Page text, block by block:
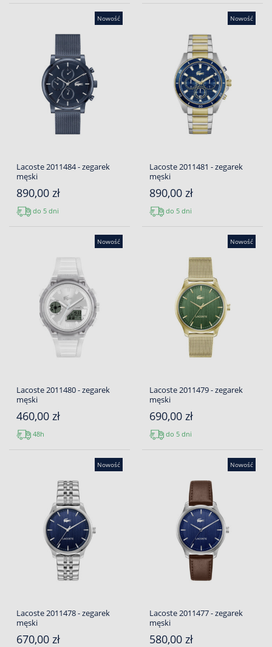
Nowość
Lacoste 2011484 - zegarek
męski
890,00 zł
do 5 dni
Nowość
Lacoste 2011481 - zegarek
męski
890,00 zł
do 5 dni
Nowość
Lacoste 2011480 - zegarek
męski
460,00 zł
48h
Nowość
Lacoste 2011479 - zegarek
męski
690,00 zł
do 5 dni
Nowość
Lacoste 2011478 - zegarek
męski
670,00 zł
Nowość
Lacoste 2011477 - zegarek
męski
580,00 zł